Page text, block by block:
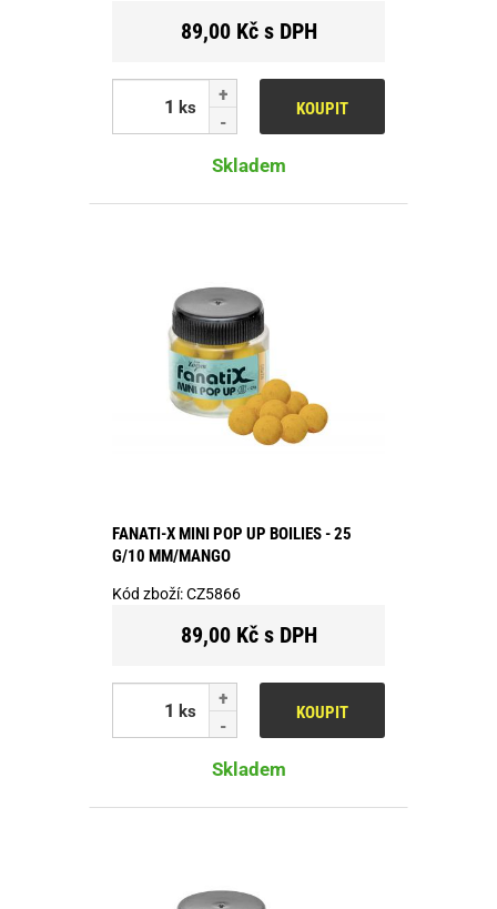
89,00 Kč s DPH
ks KOUPIT
Skladem
FANATI-X MINI POP UP BOILIES - 25
G/10 MM/MANGO
Kód zboží:CZ5866
89,00 Kč s DPH
ks KOUPIT
Skladem